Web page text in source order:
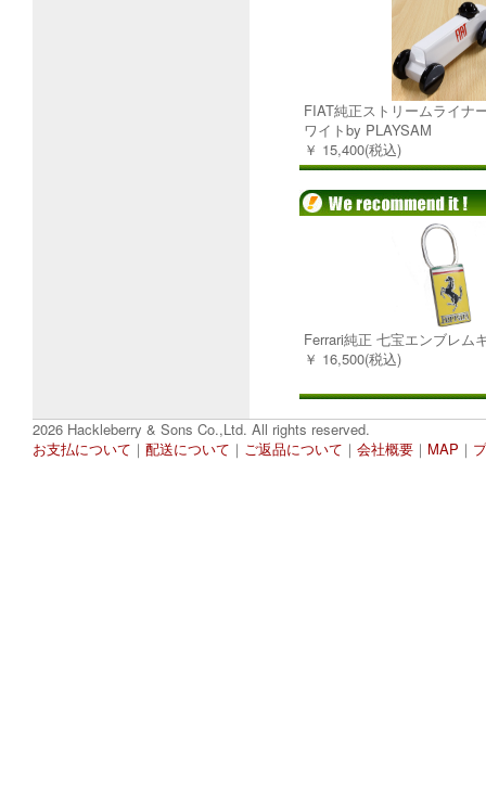
FIAT純正ストリームライナ
ワイトby PLAYSAM
￥ 15,400(税込)
Ferrari純正 七宝エンブレム
￥ 16,500(税込)
2026 Hackleberry & Sons Co.,Ltd. All rights reserved.
お支払について ｜ 配送について ｜ ご返品について ｜ 会社概要 ｜ MAP ｜